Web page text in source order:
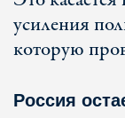
усиления
которую
Россия